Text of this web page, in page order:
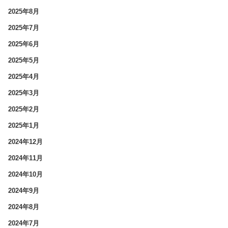
2025年8月
2025年7月
2025年6月
2025年5月
2025年4月
2025年3月
2025年2月
2025年1月
2024年12月
2024年11月
2024年10月
2024年9月
2024年8月
2024年7月